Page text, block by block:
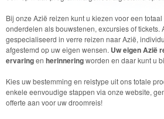
Bij onze Azië reizen kunt u kiezen voor een
onderdelen als bouwstenen, excursies of tickets.
gespecialiseerd in verre reizen naar Azië,
afgestemd op uw eigen wensen. Uw eigen Azië
ervaringen herinneringworden en daar kunt u
Kies uw bestemming en reistype uit ons totale
enkele eenvoudige stappen via onze website,
offerte aan voor uw droomreis!